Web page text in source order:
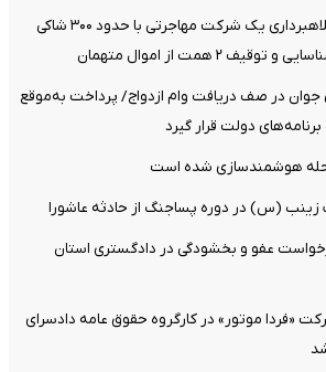
رسیدگی به پرونده کلاهبرداری یک شرکت مهاجرتی با حدود ۳۰۰ شاکی
۲ همت از اموال متهمان
جوان در صف دریافت وام ازدواج/ پرداخت به‌موقع
برنامه‌های دولت قرار گیرد
هوشمندسازی شده است
(س) در دوره پساجنگ از حادثه عاشورا
عفو و بخشودگی در دادگستری استان
«فردا موتور» در کارگروه حقوق عامه دادسرای